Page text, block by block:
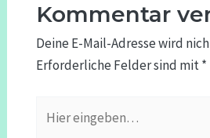
Kommentar
Deine E-Mail-Adresse wird
Erforderliche Felder sind mit*
eingeben…